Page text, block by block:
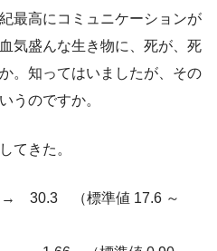
最高にコミュニケーションが
気盛んな生き物に、死が、死
。知ってはいましたが、その
うのですか。
てきた。
30.3 （標準値 17.6 ～